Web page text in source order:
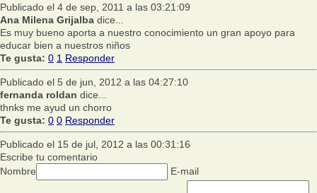
Publicado el 4 de sep, 2011 a las 03:21:09
Ana Milena Grijalba dice...
Es muy bueno aporta a nuestro conocimiento un gran apoyo para
educar bien a nuestros niños
Te gusta: 0 1 Responder
Publicado el 5 de jun, 2012 a las 04:27:10
fernanda roldan dice...
thnks me ayud un chorro
Te gusta: 0 0 Responder
Publicado el 15 de jul, 2012 a las 00:31:16
Escribe tu comentario
Nombre
E-mail